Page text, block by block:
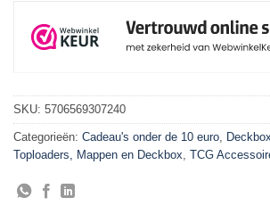
SKU: 5706569307240
Categorieën: Cadeau's onder de 10 euro
Toploaders, Mappen en Deckbox TCG